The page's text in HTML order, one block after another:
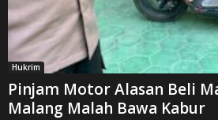
Hukrim
Pinjam Motor Alasan Beli
Malang Malah Bawa Kabur